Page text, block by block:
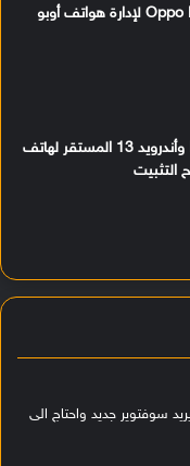
تحميل برنامج Oppo PC Suite لإدارة هواتف أوبو
تحميل تحديث MIUI 14 وأندرويد 13 المستقر لهاتف
سوفتوير جديد واحتاج الى